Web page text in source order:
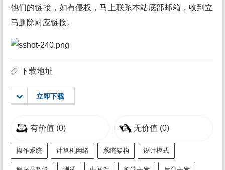
他们的链接，如有侵权，马上联系本站底部邮箱，收到立
马删除对应链接。
下载地址
立即下载
有价值 (0) 无价值 (0)
操作系统 计算机网络 系统架构 设计模式